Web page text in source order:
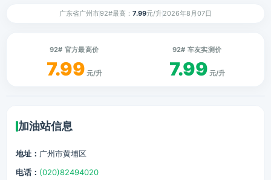
广东省广州市92#最高： 7.99元/升2026年8月07日
92# 官方最高价
7.99 元/升
92# 车友实测价
7.99 元/升
加油站信息
地址： 广州市黄埔区
电话： (020)82494020